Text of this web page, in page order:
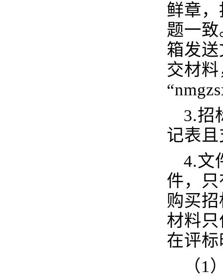
鲜章
题一
箱发
交材
3.招
记表
4.文
件，
购买
材料
在评
（